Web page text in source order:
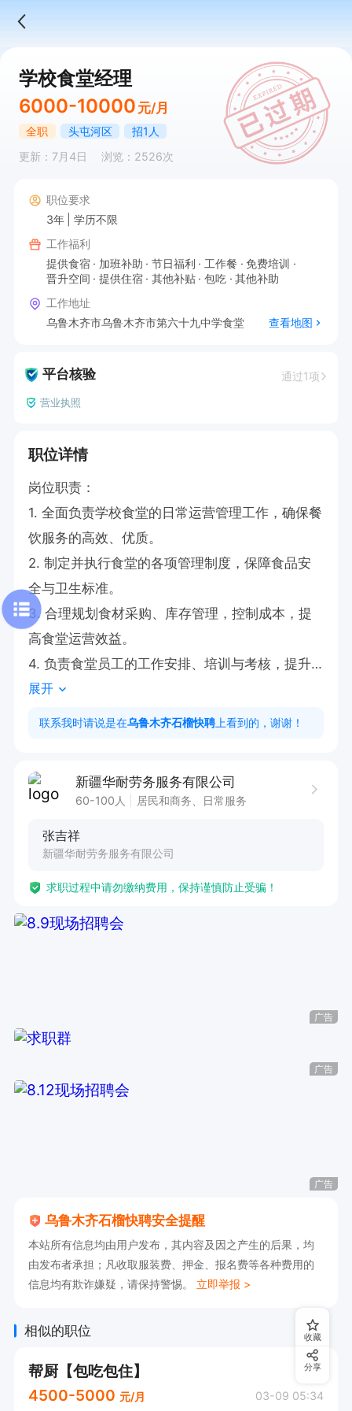
学校食堂经理
6000-10000 元/月
全职 头屯河区
招1人
更新：7月4日
浏览：2526次
职位要求
3年
学历不限
工作福利
提供食宿
加班补助 节日福利 工作餐
免费培训
晋升空间
提供住宿 其他补贴 包吃
其他补助
工作地址
乌鲁木齐市乌鲁木齐市第六十九中学食堂
查看地图
平台核验 通过1项
营业执照
职位详情
岗位职责：
1. 全面负责学校食堂的日常运营管理工作，确保餐
饮服务的高效、优质。
2. 制定并执行食堂的各项管理制度，保障食品安
全与卫生标准。
3. 合理规划食材采购、库存管理，控制成本，提
高食堂运营效益。
4. 负责食堂员工的工作安排、培训与考核，提升
团队服务水平。
5. 积极收集师生对食堂餐饮服务的意见和建议，
展。
任职要求：
程。
2. 拥有良好的食品安全意识，严格把控食品质量
5. 具备良好的沟通能力，能与师生及各部门保持
6. 退伍军人优先考虑，拥有较强的责任心与执行
福利待遇：提供食宿，享受加班补助、节日福利、
工作餐、免费培训、晋升空间、其他补贴及补助。
联系我时请说是在石榴快聘上看到的，对接工作岗
位效率更高！
展开
联系我时请说是在乌鲁木齐石榴快聘 上看到的，谢谢！
新疆华耐劳务服务有限公司
60-100人 居民和商务、日常服务
张吉祥
新疆华耐劳务服务有限公司
求职过程中请勿缴纳费用，保持谨慎防止受骗！
广告
广告
广告
乌鲁木齐石榴快聘安全提醒
本站所有信息均由用户发布，其内容及因之产生的后果，均
由发布者承担；凡收取服装费、押金、报名费等各种费用的
信息均有欺诈嫌疑，请保持警惕。 立即举报 >
相似的职位
帮厨【包吃包住】
4500-5000 元/月 03-09 05:34
收藏
分享